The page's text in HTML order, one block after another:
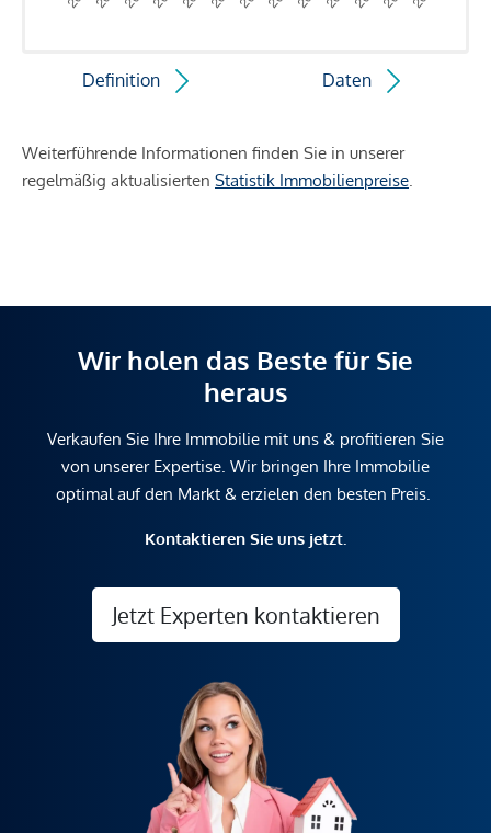
Definition Daten
Weiterführende Informationen finden Sie in unserer
regelmäßig aktualisierten Statistik Immobilienpreise
Wir holen das Beste für Sie
heraus
Verkaufen Sie Ihre Immobilie mit uns & profitieren Sie
von unserer Expertise. Wir bringen Ihre Immobilie
optimal auf den Markt & erzielen den besten Preis.
Kontaktieren Sie uns jetzt.
Jetzt Experten kontaktieren